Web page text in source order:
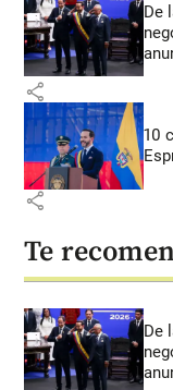
De
share
10
share
Te
De